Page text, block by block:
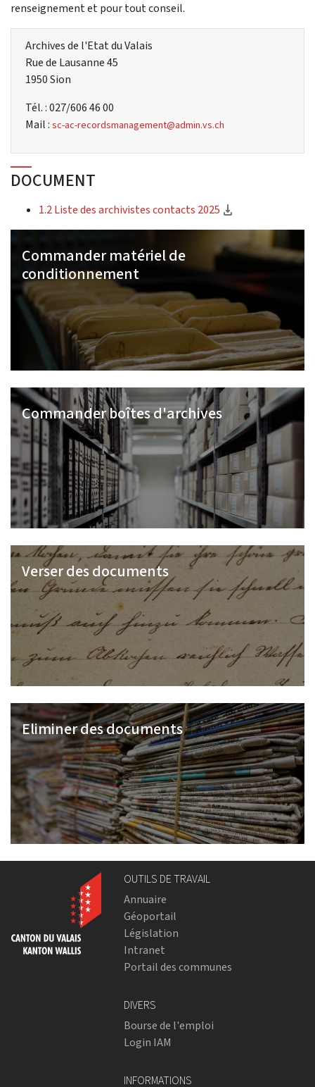
renseignement et pour tout conseil.
Archives de l'Etat du Valais
Rue de Lausanne 45
1950 Sion
Tél. : 027/606 46 00
Mail : sc-ac-recordsmanagement@admin.vs.ch
DOCUMENT
1.2 Liste des archivistes contacts 2025
Commander matériel de
conditionnement
Commander boîtes d'archives
Verser des documents
Eliminer des documents
OUTILS DE TRAVAIL
Annuaire
Géoportail
Législation
Intranet
Portail des communes
DIVERS
Bourse de l'emploi
Login IAM
INFORMATIONS